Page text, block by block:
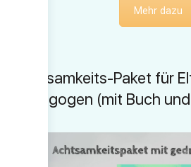
Mehr dazu
Achtsamkeits-Paket für
Pädagogen (mit Buch